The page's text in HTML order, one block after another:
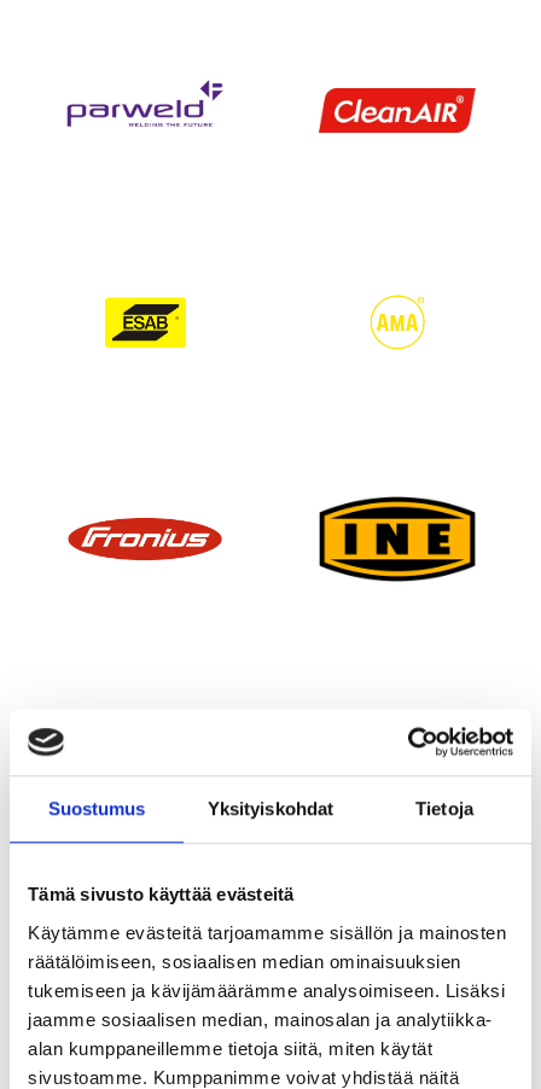
Suostumus Yksityiskohdat Tietoja
Tämä sivusto käyttää evästeitä
Käytämme evästeitä tarjoamamme sisällön ja mainosten
räätälöimiseen, sosiaalisen median ominaisuuksien
tukemiseen ja kävijämäärämme analysoimiseen. Lisäksi
jaamme sosiaalisen median, mainosalan ja analytiikka-
alan kumppaneillemme tietoja siitä, miten käytät
sivustoamme. Kumppanimme voivat yhdistää näitä
asiantuntijamme auttavat mielellään kaikissa hitsaukseen
liittyvässä. Muistathan myös, että verkkokauppamme tuotteilla on
30 päivän vaihto- ja palautusoikeus.